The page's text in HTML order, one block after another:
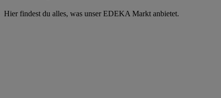
Hier findest du alles, was unser EDEKA Markt anbietet.